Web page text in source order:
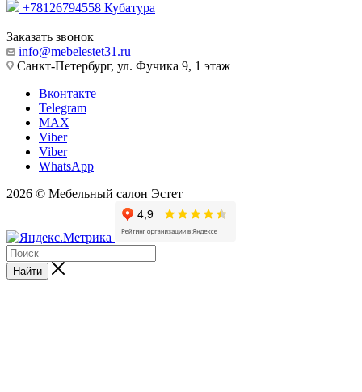
+78126794558 Кубатура
Заказать звонок
info@mebelestet31.ru
Санкт-Петербург, ул. Фучика 9, 1 этаж
Вконтакте
Telegram
MAX
Viber
Viber
WhatsApp
2026 © Мебельный салон Эстет
Найти